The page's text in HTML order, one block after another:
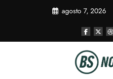
agosto 7, 2026